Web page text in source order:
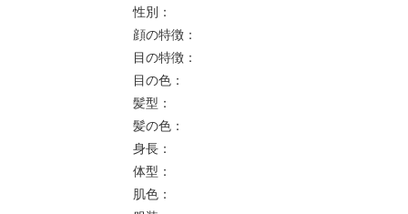
性別：
顔の特徴：
目の特徴：
目の色：
髪型：
髪の色：
身長：
体型：
肌色：